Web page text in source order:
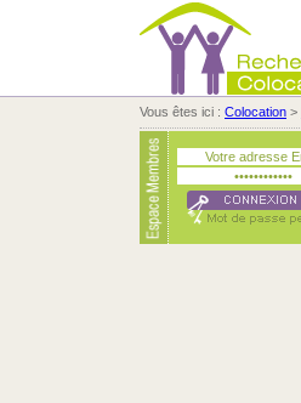
Vous êtes ici : Colocation >